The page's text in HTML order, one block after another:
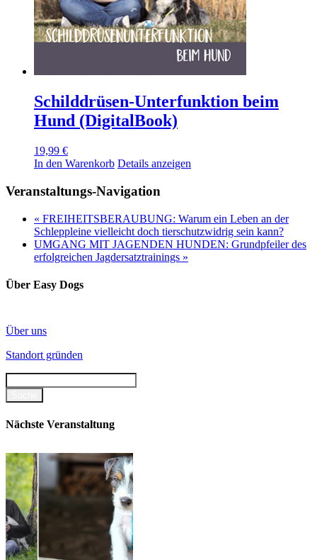
Schilddrüsen-Unterfunktion beim
Hund (DigitalBook)
19,99 €
In den Warenkorb Details anzeigen
Veranstaltungs-Navigation
« FREIHEITSBERAUBUNG: Warum ein Leben an der
Schleppleine vielleicht doch tierschutzwidrig sein kann?
UMGANG MIT JAGENDEN HUNDEN: Grundpfeiler des
erfolgreichen Jagdersatztrainings »
Über Easy Dogs
Über uns
Standort gründen
Nächste Veranstaltung